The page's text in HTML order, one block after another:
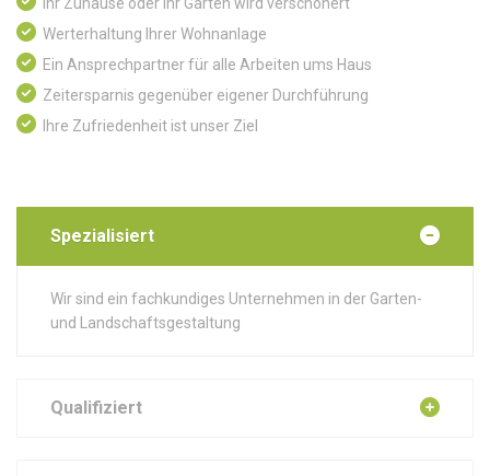
Werterhaltung Ihrer Wohnanlage
Ein Ansprechpartner für alle Arbeiten ums Haus
Zeitersparnis gegenüber eigener Durchführung
Ihre Zufriedenheit ist unser Ziel
Spezialisiert
Wir sind ein fachkundiges Unternehmen in der Garten-
und Landschaftsgestaltung
Qualifiziert